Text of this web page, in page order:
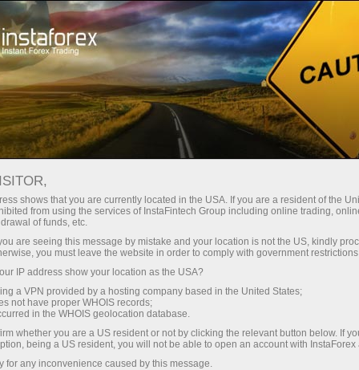
Contact us
Kerjaya dengan
InstaForex
Setiap syarikat kejayaan semua kerana orang
yang nyata - kakitangan syarikat.
Join a tight-knit team of professionals with each
of them having proper qualification and working
in a masterly manner.
shows that you are currently located in the USA. If you are a resident of the
from using the services of InstaFintech Group including online trading,
of funds, etc.
are seeing this message by mistake and your location is not the US, kindly
you must leave the website in order to comply with government
IP address show your location as the USA?
a VPN provided by a hosting company based in the United States;
not have proper WHOIS records;
in the WHOIS geolocation database.
whether you are a US resident or not by clicking the relevant button below. If
being a US resident, you will not be able to open an account with InstaForex
for any inconvenience caused by this message.